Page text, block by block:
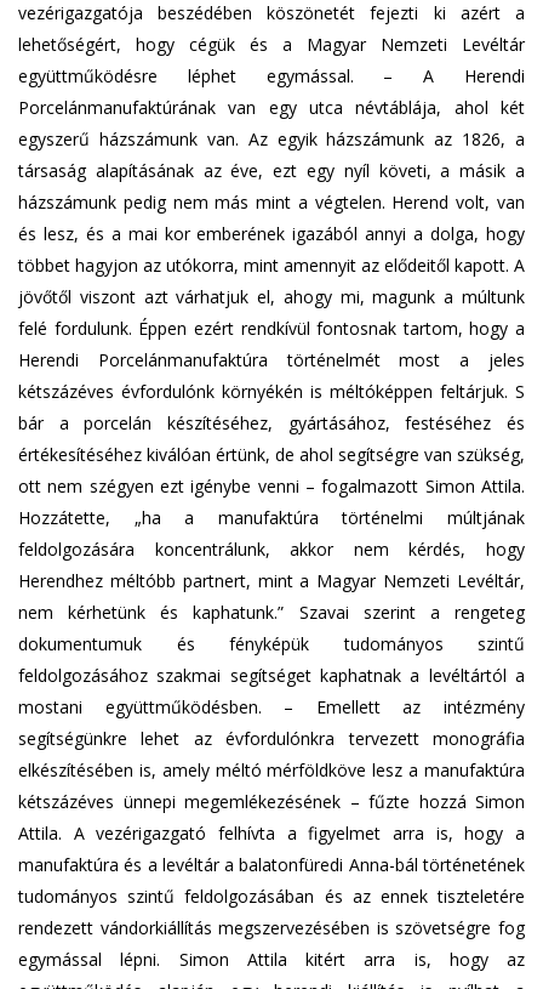
vezérigazgatója beszédében köszönetét fejezti ki azért a
lehetőségért, hogy cégük és a Magyar Nemzeti Levéltár
együttműködésre léphet egymással. – A Herendi
Porcelánmanufaktúrának van egy utca névtáblája, ahol két
egyszerű házszámunk van. Az egyik házszámunk az 1826, a
társaság alapításának az éve, ezt egy nyíl követi, a másik a
házszámunk pedig nem más mint a végtelen. Herend volt, van
és lesz, és a mai kor emberének igazából annyi a dolga, hogy
többet hagyjon az utókorra, mint amennyit az elődeitől kapott. A
jövőtől viszont azt várhatjuk el, ahogy mi, magunk a múltunk
felé fordulunk. Éppen ezért rendkívül fontosnak tartom, hogy a
Herendi Porcelánmanufaktúra történelmét most a jeles
kétszázéves évfordulónk környékén is méltóképpen feltárjuk. S
bár a porcelán készítéséhez, gyártásához, festéséhez és
értékesítéséhez kiválóan értünk, de ahol segítségre van szükség,
ott nem szégyen ezt igénybe venni – fogalmazott Simon Attila.
Hozzátette, „ha a manufaktúra történelmi múltjának
feldolgozására koncentrálunk, akkor nem kérdés, hogy
Herendhez méltóbb partnert, mint a Magyar Nemzeti Levéltár,
nem kérhetünk és kaphatunk.” Szavai szerint a rengeteg
dokumentumuk és fényképük tudományos szintű
feldolgozásához szakmai segítséget kaphatnak a levéltártól a
mostani együttműködésben. – Emellett az intézmény
segítségünkre lehet az évfordulónkra tervezett monográfia
elkészítésében is, amely méltó mérföldköve lesz a manufaktúra
kétszázéves ünnepi megemlékezésének – fűzte hozzá Simon
Attila. A vezérigazgató felhívta a figyelmet arra is, hogy a
manufaktúra és a levéltár a balatonfüredi Anna-bál történetének
tudományos szintű feldolgozásában és az ennek tiszteletére
rendezett vándorkiállítás megszervezésében is szövetségre fog
egymással lépni. Simon Attila kitért arra is, hogy az